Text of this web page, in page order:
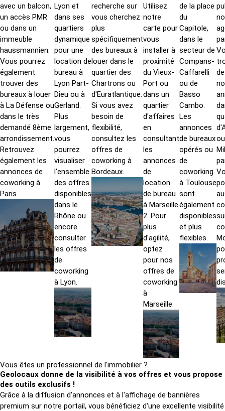
avec un balcon,
un accès PMR
ou dans un
immeuble
haussmannien.
Vous pourrez
également
trouver des
bureaux à louer
à La Défense ou
dans le très
demandé 8ème
arrondissement.
Retrouvez
également les
annonces de
coworking à
Paris.
Lyon et
dans ses
quartiers
dynamique
pour une
location de
bureau à
Lyon Part-
Dieu ou à
Gerland.
Plus
largement,
vous
pourrez
visualiser
l'ensemble
des offres
disponibles
dans le
Rhône ou
encore
consulter
les offres
de
coworking
à Lyon.
recherche sur
vous cherchez
plus
spécifiquement
des bureaux à
louer dans le
quartier des
Chartrons ou
d'Euratlantique.
Si vous avez
besoin de
flexibilité,
consultez les
offres de
coworking à
Bordeaux.
Utilisez
notre
carte pour
vous
installer à
proximité
du Vieux-
Port ou
dans un
quartier
d'affaires
en
consultant
les
annonces
de
location
de bureau
à Marseille
2. Pour
plus
d'agilité,
optez
pour nos
offres de
coworking
à
Marseille.
de la place
du
Capitole,
dans le
secteur de
Compans-
Caffarelli
ou de
Basso
Cambo.
Les
annonces
de bureaux
opérés ou
de
coworking
à Toulouse
sont
également
disponibles
et plus
flexibles.
de
Vous êtes un professionnel de l'immobilier ?
Geolocaux donne de la visibilité à vos offres et vous propose
des outils exclusifs !
Grâce à la diffusion d'annonces et à l'affichage de bannières
premium sur notre portail, vous bénéficiez d'une excellente visibilité